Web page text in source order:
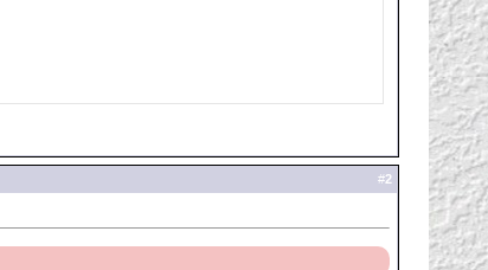
#2